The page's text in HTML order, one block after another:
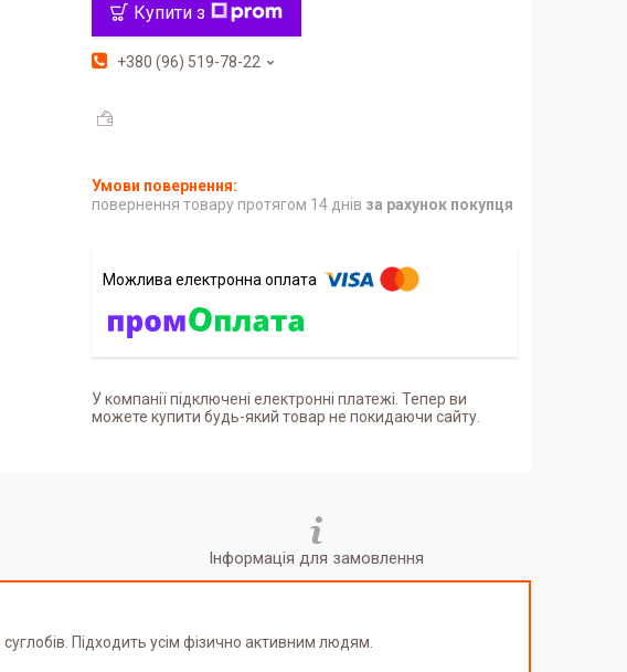
Купити з
+380 (96) 519-78-22
повернення товару протягом 14 днів за рахунок покупця
У компанії підключені електронні платежі. Тепер ви
можете купити будь-який товар не покидаючи сайту.
Інформація для замовлення
Підходить усім фізично активним людям.